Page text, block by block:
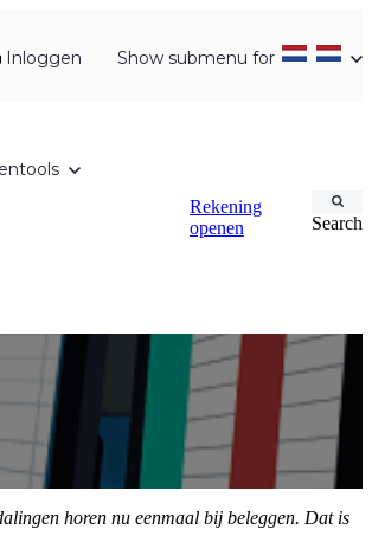
Inloggen Show submenu for
Rekening
openen
Search
horen nu eenmaal bij beleggen. Dat is